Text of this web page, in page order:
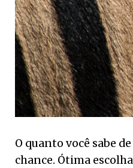
O quanto você sabe
chance. Ótima